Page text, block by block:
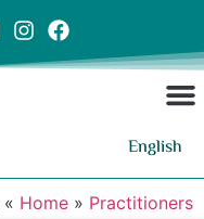
English
Home » Practitioners
»